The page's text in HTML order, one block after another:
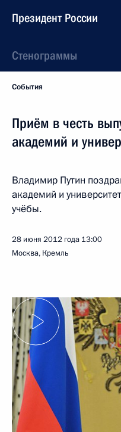
Президент России
Стенограммы
События
Приём в честь
академий и
Владимир Путин
академий и
учёбы.
28 июня 2012 года 13:00
Москва, Кремль